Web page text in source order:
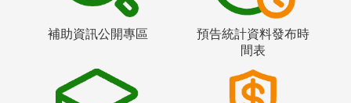
補助資訊公開專區
預告統計資料發布時
間表